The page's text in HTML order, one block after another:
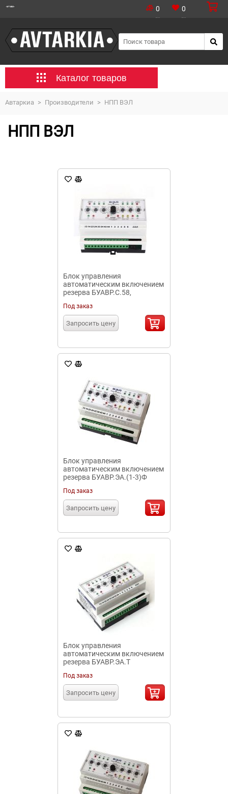
0 0
Каталог товаров
Автаркиа > Производители > НПП ВЭЛ
НПП ВЭЛ
Блок управления
автоматическим включением
резерва БУАВР.С.58,
Под заказ
Запросить цену
Блок управления
автоматическим включением
резерва БУАВР.ЭА.(1-3)Ф
Под заказ
Запросить цену
Блок управления
автоматическим включением
резерва БУАВР.ЭА.Т
Под заказ
Запросить цену